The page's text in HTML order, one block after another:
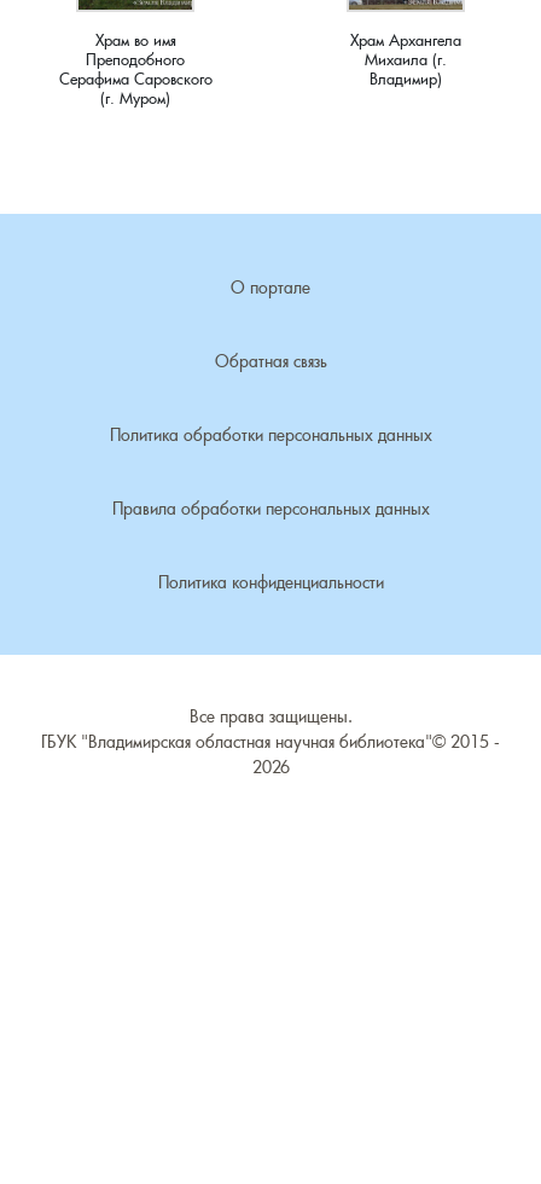
Храм во имя
Преподобного
Серафима Саровского
(г. Муром)
Храм Архангела
Михаила (г.
Владимир)
О портале
Обратная связь
Политика обработки персональных данных
Правила обработки персональных данных
Политика конфиденциальности
Все права защищены.
ГБУК "Владимирская областная научная библиотека"© 2015 -
2026
Суслово, деревня
Харламово, деревня
Чешково, деревня
Щекино, деревня